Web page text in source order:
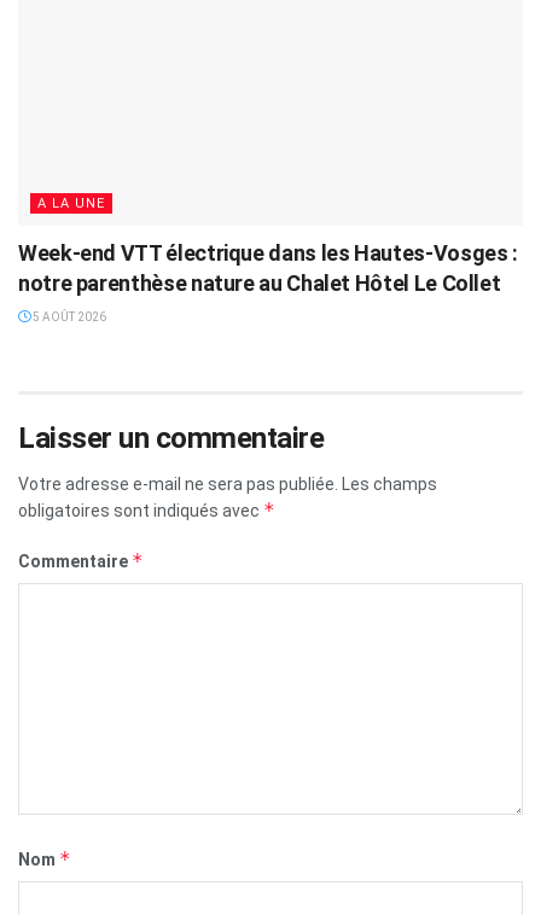
A LA UNE
Week-end VTT électrique dans les Hautes-Vosges :
notre parenthèse nature au Chalet Hôtel Le Collet
5 AOÛT 2026
Laisser un commentaire
Votre adresse e-mail ne sera pas publiée. Les champs
obligatoires sont indiqués avec *
Commentaire *
Nom *